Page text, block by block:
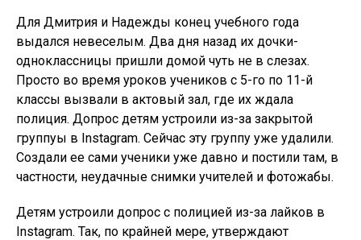
Для Дмитрия и Надежды конец учебного года
выдался невеселым. Два дня назад их дочки-
одноклассницы пришли домой чуть не в слезах.
Просто во время уроков учеников с 5-го по 11-й
классы вызвали в актовый зал, где их ждала
полиция. Допрос детям устроили из-за закрытой
группуы в Instagram. Сейчас эту группу уже удалили.
Создали ее сами ученики уже давно и постили там, в
частности, неудачные снимки учителей и фотожабы.
Детям устроили допрос с полицией из-за лайков в
Instagram. Так, по крайней мере, утверждают